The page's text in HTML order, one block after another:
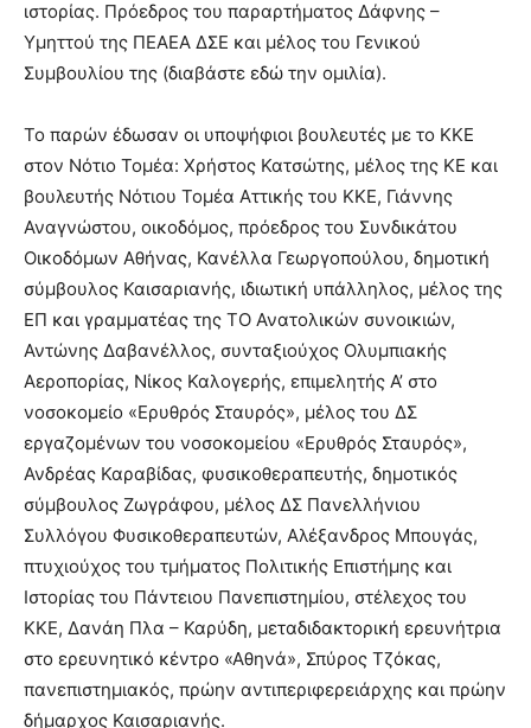
ιστορίας. Πρόεδρος του παραρτήματος Δάφνης –
Υμηττού της ΠΕΑΕΑ ΔΣΕ και μέλος του Γενικού
Συμβουλίου της (διαβάστε εδώ την ομιλία).
Το παρών έδωσαν οι υποψήφιοι βουλευτές με το ΚΚΕ
στον Νότιο Τομέα: Χρήστος Κατσώτης, μέλος της ΚΕ και
βουλευτής Νότιου Τομέα Αττικής του ΚΚΕ, Γιάννης
Αναγνώστου, οικοδόμος, πρόεδρος του Συνδικάτου
Οικοδόμων Αθήνας, Κανέλλα Γεωργοπούλου, δημοτική
σύμβουλος Καισαριανής, ιδιωτική υπάλληλος, μέλος της
ΕΠ και γραμματέας της ΤΟ Ανατολικών συνοικιών,
Αντώνης Δαβανέλλος, συνταξιούχος Ολυμπιακής
Αεροπορίας, Νίκος Καλογερής, επιμελητής Α’ στο
νοσοκομείο «Ερυθρός Σταυρός», μέλος του ΔΣ
εργαζομένων του νοσοκομείου «Ερυθρός Σταυρός»,
Ανδρέας Καραβίδας, φυσικοθεραπευτής, δημοτικός
σύμβουλος Ζωγράφου, μέλος ΔΣ Πανελλήνιου
Συλλόγου Φυσικοθεραπευτών, Αλέξανδρος Μπουγάς,
πτυχιούχος του τμήματος Πολιτικής Επιστήμης και
Ιστορίας του Πάντειου Πανεπιστημίου, στέλεχος του
ΚΚΕ, Δανάη Πλα – Καρύδη, μεταδιδακτορική ερευνήτρια
στο ερευνητικό κέντρο «Αθηνά», Σπύρος Τζόκας,
πανεπιστημιακός, πρώην αντιπεριφερειάρχης και πρώην
δήμαρχος Καισαριανής.